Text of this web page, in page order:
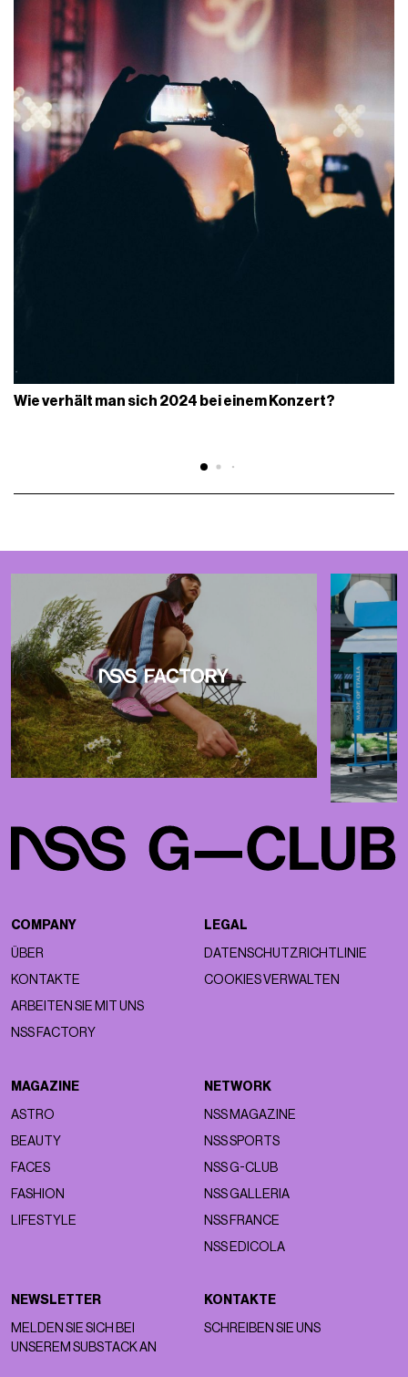
Wie verhält man sich 2024 bei einem Konzert?
COMPANY
ÜBER
KONTAKTE
ARBEITEN SIE MIT UNS
NSS FACTORY
LEGAL
DATENSCHUTZRICHTLINIE
COOKIES VERWALTEN
MAGAZINE
ASTRO
BEAUTY
FACES
FASHION
LIFESTYLE
NETWORK
NSS MAGAZINE
NSS SPORTS
NSS G-CLUB
NSS GALLERIA
NSS FRANCE
NSS EDICOLA
NEWSLETTER
MELDEN SIE SICH BEI
UNSEREM SUBSTACK AN
KONTAKTE
SCHREIBEN SIE UNS